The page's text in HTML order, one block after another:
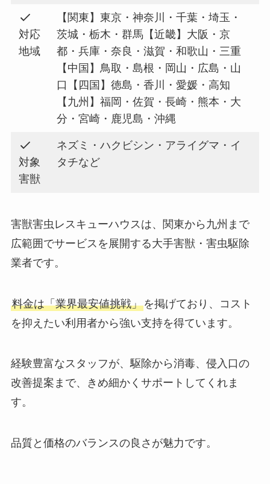
対応
地域
【関東】東京・神奈川・千葉・埼玉・
茨城・栃木・群馬【近畿】大阪・京
都・兵庫・奈良・滋賀・和歌山・三重
【中国】鳥取・島根・岡山・広島・山
口【四国】徳島・香川・愛媛・高知
【九州】福岡・佐賀・長崎・熊本・大
分・宮崎・鹿児島・沖縄
対象
害獣
ネズミ・ハクビシン・アライグマ・イ
タチなど
害獣害虫レスキューハウスは、関東から九州まで
広範囲でサービスを展開する大手害獣・害虫駆除
業者です。
料金は「業界最安値挑戦」を掲げており、コスト
を抑えたい利用者から強い支持を得ています。
経験豊富なスタッフが、駆除から消毒、侵入口の
改善提案まで、きめ細かくサポートしてくれま
す。
品質と価格のバランスの良さが魅力です。